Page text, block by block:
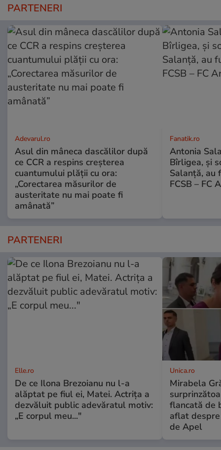
PARTENERI
Adevarul.ro
Asul din mâneca dascălilor după
ce CCR a respins creșterea
cuantumului plății cu ora:
„Corectarea măsurilor de
austeritate nu mai poate fi
amânată”
Fanatik.ro
Antonia
Bîrligea, și
Salanță, au
FCSB – FC
PARTENERI
Elle.ro
De ce Ilona Brezoianu nu l-a
alăptat pe fiul ei, Matei. Actrița a
dezvăluit public adevăratul motiv:
„E corpul meu..."
Unica.ro
Mirabela
flancată de
aflat
de Apel